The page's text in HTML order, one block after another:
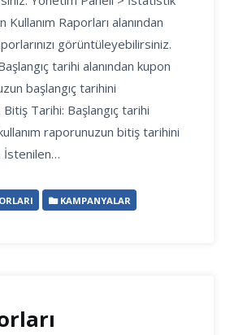
Kullanım Raporları alanından
görüntüleyebilirsiniz.
tarihi alanından kupon
başlangıç tarihini
Tarihi: Başlangıç tarihi
raporunuzun bitiş tarihini
İstenilen…
KAMPANYALAR